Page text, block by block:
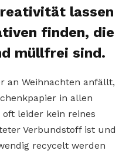
lassen
finden, die
müllfrei sind.
an Weihnachten anfällt,
in allen
leider kein reines
Verbundstoff ist und
recycelt werden